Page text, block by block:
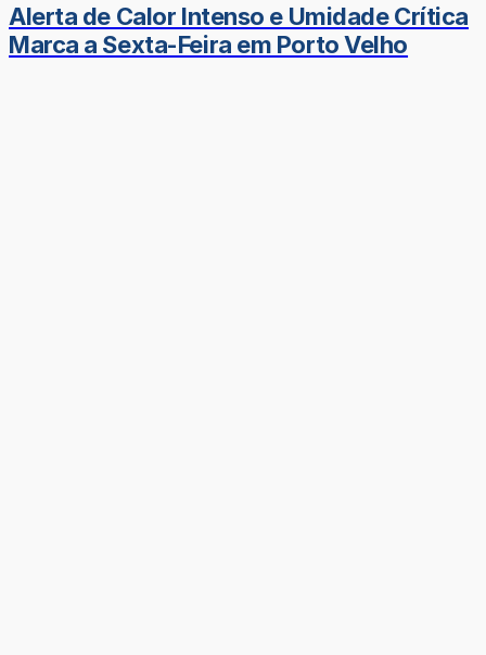
Alerta de Calor Intenso e Umidade Crítica
Marca a Sexta-Feira em Porto Velho